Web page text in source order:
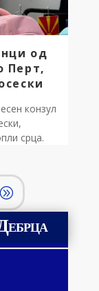
од
Перт,
конзул
срца.
Драган
битолско